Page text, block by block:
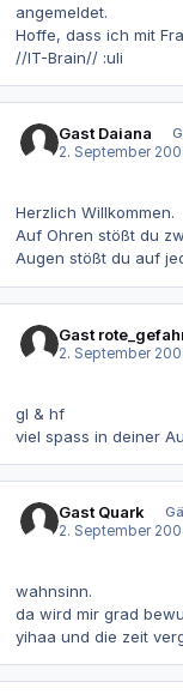
angemeldet.
Hoffe, dass ich mit
//IT-Brain// :uli
Gast Daiana
2. September
Herzlich Willkommen.
Auf Ohren stößt du
Augen stößt du auf
Gast
2. September
gl & hf
viel spass in deiner
Gast Quark
2. September
wahnsinn.
da wird mir grad
yihaa und die zeit